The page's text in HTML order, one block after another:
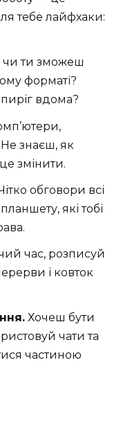
тебе лайфхаки:
чи ти зможеш
форматі?
вдома?
Не знаєш, як
змінити.
обговори всі
які тобі
час, розписуй
і ковток
Хочеш бути
чати та
частиною